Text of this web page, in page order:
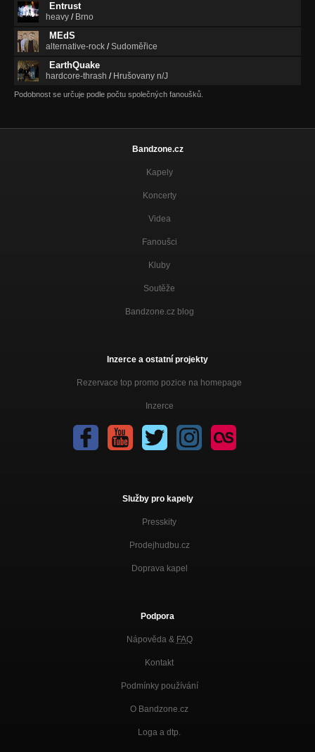
Entrust
heavy / Brno
MEdS
alternative-rock /Sudoměřice
EarthQuake
hardcore-thrash / Hrušovany n/J
Podobnost se určuje podle počtu společných fanoušků.
Bandzone.cz
Kapely
Koncerty
Videa
Fanoušci
Kluby
Soutěže
Bandzone.cz blog
Inzerce a ostatní projekty
Rezervace top promo pozice na homepage
Inzerce
Služby pro kapely
Presskity
Prodejhudbu.cz
Doprava kapel
Podpora
Nápověda & FAQ
Kontakt
Podmínky používání
O Bandzone.cz
Loga a dtp.